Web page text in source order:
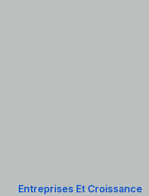
Entreprises Et Croissance